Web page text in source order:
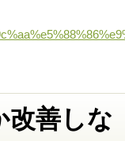
改善しな